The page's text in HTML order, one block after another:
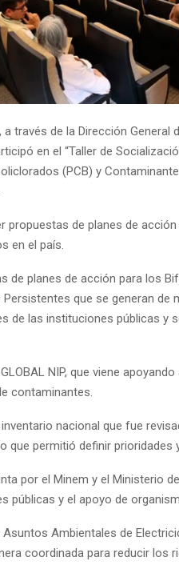
través de la Dirección General
en el “Taller de
(PCB) y
propuestas de planes de
en el país.
de planes de acción para los
que se generan de
de las instituciones públicas y
NIP, que viene apoyando
contaminantes.
nacional que fue
que permitió definir prioridades
por el Minem y el Ministerio
públicas y el apoyo de
Ambientales de
coordinada para reducir los